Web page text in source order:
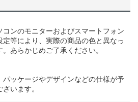
ンのモニターおよびスマートフォン
等により、実際の商品の色と異なっ
あらかじめご了承ください。
ッケージやデザインなどの仕様が予
います。